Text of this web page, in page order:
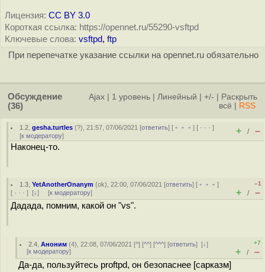
Лицензия: CC BY 3.0
Короткая ссылка: https://opennet.ru/55290-vsftpd
Ключевые слова: vsftpd, ftp
При перепечатке указание ссылки на opennet.ru обязательно
Обсуждение
(36)
Ajax 1 уровень Линейный +/-
Раскрыть
всё
RSS
1.2 ,gesha.turtles (?), 21:57, 07/06/2021 [ответить] [ ﹢﹢﹢] [ · · ·]
[к модератору] + / –
Наконец-то.
1.3 ,YetAnotherOnanym (ok), 22:00, 07/06/2021 [ответить] [ ﹢﹢﹢]
[ · · · ] [↓] [к модератору]
–1
+ / –
Дадада, помним, какой он "vs".
2.4 ,Аноним (4), 22:08, 07/06/2021 [^] [^^] [^^^] [ответить][↓]
[к модератору]
+7
+ / –
Да-да, пользуйтесь proftpd, он безопаснее [сарказм]